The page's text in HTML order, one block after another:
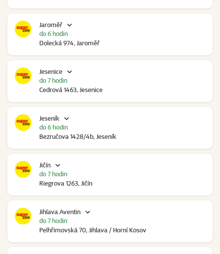
Jaroměř
Dolecká 974, Jaroměř
do 6 hodin
Jesenice
Cedrová 1463, Jesenice
do 7 hodin
Jeseník
Bezručova 1428/4b, Jeseník
do 6 hodin
Jičín
Riegrova 1263, Jičín
do 7 hodin
Jihlava Aventin
Pelhřimovská 70, Jihlava / Horní Kosov
do 7 hodin